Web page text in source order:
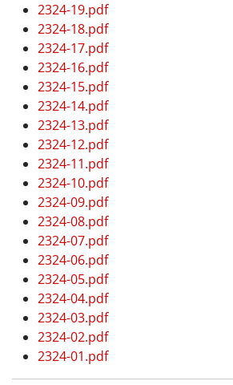
2324-19.pdf
2324-18.pdf
2324-17.pdf
2324-16.pdf
2324-15.pdf
2324-14.pdf
2324-13.pdf
2324-12.pdf
2324-11.pdf
2324-10.pdf
2324-09.pdf
2324-08.pdf
2324-07.pdf
2324-06.pdf
2324-05.pdf
2324-04.pdf
2324-03.pdf
2324-02.pdf
2324-01.pdf